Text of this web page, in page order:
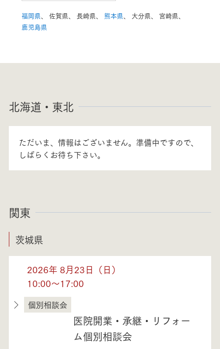
福岡県 佐賀県、 長崎県、 熊本県 大分県、
宮崎県、
鹿児島県
北海道・東北
ただいま、情報はございません。準備中ですので、
しばらくお待ち下さい。
関東
茨城県
2026年 8月23日（日）
10:00～17:00
茨城県
個別相談会
医院開業・承継・リフォー
ム個別相談会